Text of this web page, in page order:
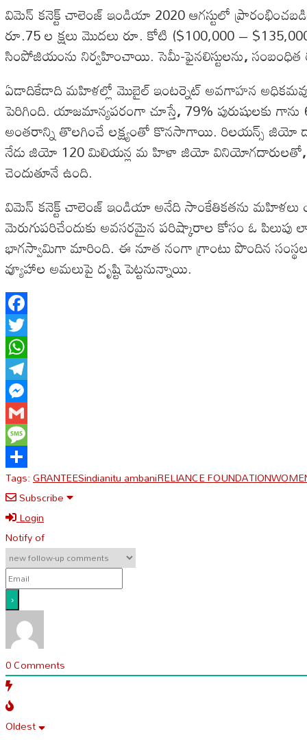
విమెన్ కనెక్ట్ చాలెంజ్ ఇండియా 2020 ఆగస్టులో
రూ.75 ల క్షలు మొదలు రూ. కోటి ($100,000 –
సింపోజియంను నిర్వహించాయి. సెమీ-ఫైనలిస్టులను,
ఏడాదికేడాది మహిళల్లో మొబైల్ ఇంటర్నెట్ అవగాహన
పెరిగింది. యాజమాన్యపరంగా చూస్తే, 79% పురుషులకు
అంతరాన్ని తొలగించే లక్ష్యంతో కొనసాగాయి. రిలయన్స్ జియో
నేడు జియో 120 మిలియన్ల మ హిళా జియో వినియోగదారులతో,
చెందుతూనే ఉంది.
విమెన్ కనెక్ట్ చాలెంజ్ ఇండియా అనేది సాంకేతికతను
మెరుగుపరిచేందుకు అవసరమైన పరిష్కారాల కోసం ఓ
భాగస్వామిగా మారింది. ఈ నూత నంగా గ్రాంటు పొందిన
వ్యూహాల అమలుపై దృష్టి పెట్టనున్నాయి.
Facebook
Twitter
WhatsApp
Telegram
Messenger
Gmail
Message
Share
Tags:GRANTEESindianitu ambaniRELIANCE FOUNDATION
Subscribe
Login
Notify of
0Comments
Oldest